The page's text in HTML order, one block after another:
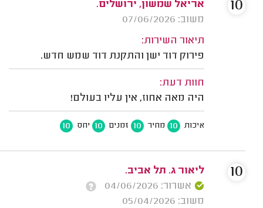
אריאל שמשון, ירושלים.
משוב: 07/06/2026
תיאור השירות:
פירוק דוד ישן והתקנת דוד שמש חדש.
חוות דעת:
היה מאה אחוז, אין עליו בעולם!
איכות 10 מחיר 10 זמנים 10 יחס 10
10
ליאור ג. תל אביב.
אשרור: 04/06/2026
משוב: 05/04/2026
10